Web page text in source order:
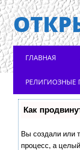
Main
ГЛАВНАЯ
РЕЛИГИОЗНЫЕ
Как
Вы создали или
процесс, а